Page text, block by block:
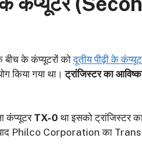
के कंप्यूटरों कोदूतीय पीढ़ी के
किया गया था।ट्रांजिस्टर का
कंप्यूटर TX-0 था इसको ट्रांजिस्टर
Philco Corporation का